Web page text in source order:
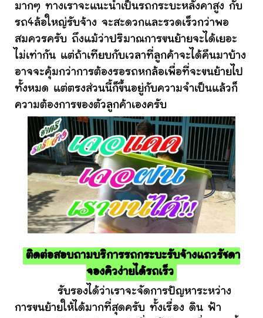
มากๆ ทางเราจะแนะนำเป็นรถกระบะหลังคาสูง กับ
รถ4ล้อใหญ่รับจ้าง จะสะดวกและรวดเร็วกว่าพอ
สมควรครับ ถึงแม้ว่าปริมาณการขนย้ายจะได้เยอะ
ไม่เท่ากัน แต่ถ้าเทียบกับเวลาที่ลูกค้าจะได้คืนมาบ้าง
อาจจะคุ้มกว่าการต้องรอรถหกล้อเพื่อที่จะขนย้ายไป
ทั้งหมด แต่ตรงส่วนนี้ก็ขึ้นอยู่กับความจำเป็นแล้วก็
ความต้องการของตัวลูกค้าเองครับ
ติดต่อสอบถามบริการรถกระบะรับจ้างแถวรัชดา
จองคิวง่ายได้รถเร็ว
รับรองได้ว่าเราจะจัดการปัญหาระหว่าง
การขนย้ายให้ได้มากที่สุดครับ ทั้งเรื่อง ดิน ฟ้า